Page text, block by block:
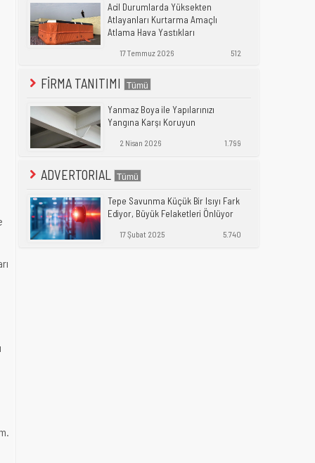
Acil Durumlarda Yüksekten
Atlayanları Kurtarma Amaçlı
Atlama Hava Yastıkları
17 Temmuz 2026 512
FİRMA TANITIMI
Yanmaz Boya ile Yapılarınızı
Yangına Karşı Koruyun
2 Nisan 2026 1.799
ADVERTORIAL
Tepe Savunma Küçük Bir Isıyı Fark
Ediyor, Büyük Felaketleri Önlüyor
17 Şubat 2025 5.740